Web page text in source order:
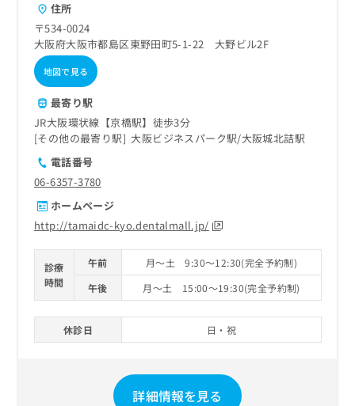
住所
〒534-0024
大阪府大阪市都島区東野田町5-1-22 大野ビル2F
地図で見る
最寄り駅
JR大阪環状線【京橋駅】徒歩3分
その他の最寄り駅
大阪ビジネスパーク駅 大阪城北詰駅
電話番号
06-6357-3780
ホームページ
http://tamaidc-kyo.dentalmall.jp/
診療
時間
午前
月～土 9:30～12:30(完全予約制)
午後
月～土 15:00～19:30(完全予約制)
休診日 日・祝
詳細情報を見る